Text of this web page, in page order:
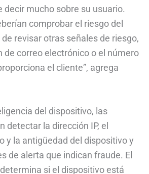
decir mucho sobre su usuario.
comprobar el riesgo del
revisar otras señales de riesgo,
de correo electrónico o el número
el cliente”, agrega
del dispositivo, las
detectar la dirección IP, el
y la antigüedad del dispositivo y
de alerta que indican fraude. El
si el dispositivo está